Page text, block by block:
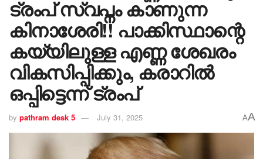
ട്രംപ് സ്വപ്നം കാണുന്ന
കിനാശേരി!! പാക്കിസ്ഥാന്റെ
കയ്യിലുള്ള എണ്ണ ശേഖരം
വികസിപ്പിക്കും, കരാറിൽ
ഒപ്പിട്ടെന്ന് ട്രംപ്
by pathram desk 5 July 31, 2025 AA